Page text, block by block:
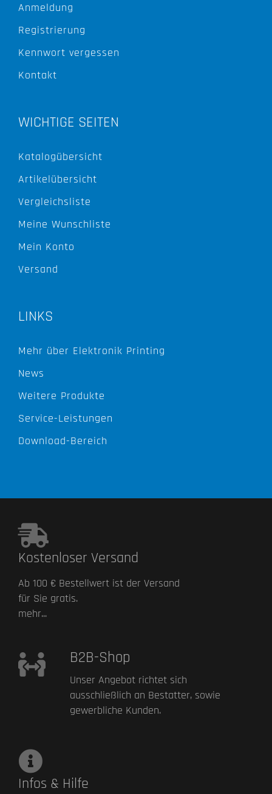
Anmeldung
Registrierung
Kennwort vergessen
Kontakt
WICHTIGE SEITEN
Katalogübersicht
Artikelübersicht
Vergleichsliste
Meine Wunschliste
Mein Konto
Versand
LINKS
Mehr über Elektronik Printing
News
Weitere Produkte
Service-Leistungen
Download-Bereich
Kostenloser Versand
Ab 100 € Bestellwert ist der Versand
für Sie gratis.
mehr...
B2B-Shop
Unser Angebot richtet sich
ausschließlich an Bestatter, sowie
gewerbliche Kunden.
Infos & Hilfe